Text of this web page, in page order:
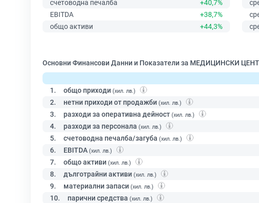
счетоводна печалба
+40,7%
EBITDA
+38,7%
общо активи
+44,3%
Основни Финансови Данни и Показатели за МЕДИЦИНСКИ
1.
общо приходи (хил. лв.)
2. нетни приходи от продажби (хил. лв.)
3. разходи за оперативна дейност (хил. лв.)
4. разходи за персонала (хил. лв.)
5. счетоводна печалба/загуба (хил. лв.)
6. EBITDA (хил. лв.)
7. общо активи (хил. лв.)
8. дълготрайни активи (хил. лв.)
9. материални запаси (хил. лв.)
10. парични средства (хил. лв.)